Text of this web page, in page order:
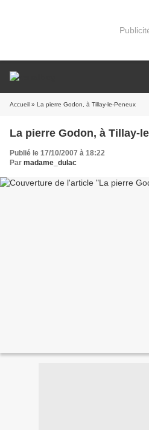
Accueil » La pierre Godon, à Tillay-le-Peneux
La pierre Godon, à Tillay-
Publié le 17/10/2007 à 18:22
Par madame_dulac